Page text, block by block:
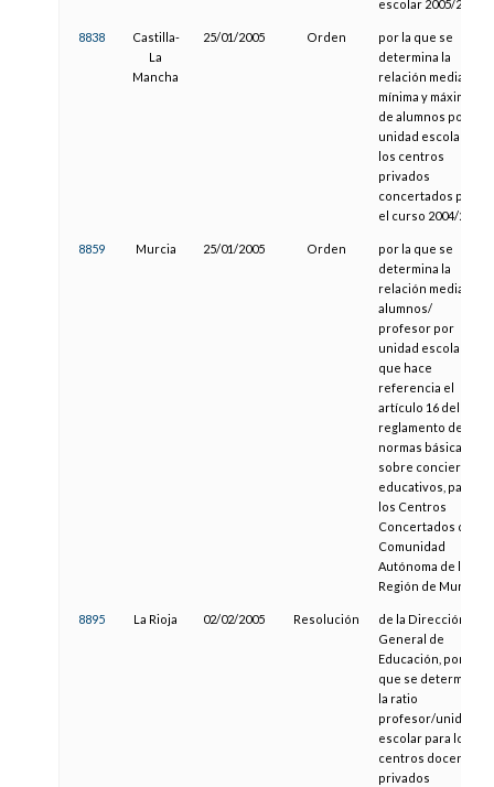
escolar 2005/2006
8838
Castilla-
La
Mancha
25/01/2005 Orden
por la que se
determina la
relación media,
mínima y máxima
de alumnos por
unidad escolar en
los centros
privados
concertados para
el curso 2004/2005
8859 Murcia 25/01/2005 Orden
por la que se
determina la
relación media
alumnos/
profesor por
unidad escolar, a
que hace
referencia el
artículo 16 del
reglamento de
normas básicas
sobre conciertos
educativos, para
los Centros
Concertados de la
Comunidad
Autónoma de la
Región de Murcia
8895 La Rioja 02/02/2005 Resolución
de la Dirección
General de
Educación, por la
que se determina
la ratio
profesor/unidad
escolar para los
centros docentes
privados